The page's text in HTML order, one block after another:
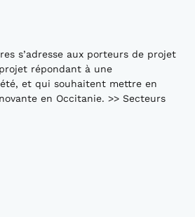
s’adresse aux porteurs de projet
répondant à une
et qui souhaitent mettre en
en Occitanie. >> Secteurs